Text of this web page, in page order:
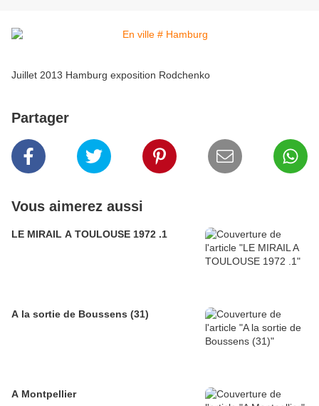
Juillet 2013 Hamburg exposition Rodchenko
Partager
Vous aimerez aussi
LE MIRAIL A TOULOUSE 1972 .1
A la sortie de Boussens (31)
A Montpellier